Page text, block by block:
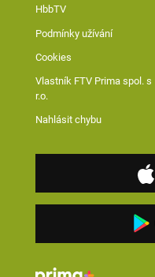
HbbTV
Podmínky užívání
Cookies
Vlastník FTV Prima spol. s
r.o.
Nahlásit chybu